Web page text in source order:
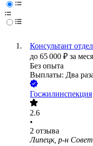
Консультант
до 65 000 ₽ за
Без опыта
Выплаты: Два
Госжилинспекция
2.6
•
2 отзыва
Липецк, р-н